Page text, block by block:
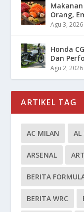
Orang,
Agu 3, 2026
Honda
Dan
Agu 2, 2026
ARTIKEL TAG
AC MILAN AL
ARSENAL
BERITA
BERITA WRC